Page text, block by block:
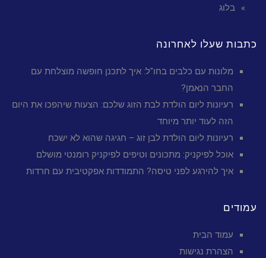
בלוג
כתבות שעלו לאחרונה
מלונות עם כלבים בחו"ל: איך לתכנן חופשה מוצלחת עם
החבר הנאמן?
רעיונות ליום הולדת לבת הזוג שלכם: הצעות שיהפכו את היום
הזה לעוד יותר מיוחד
רעיונות ליום הולדת לבן זוג – חגיגה שהוא לא ישכח
אוכל לפיקניק: מתכונים וטיפים לפיקניק רומנטי מושלם
איך להירגע לפני טיסה? התמודדות אפקטיבית עם חרדות
עמודים
עמוד הבית
הצהרת נגישות